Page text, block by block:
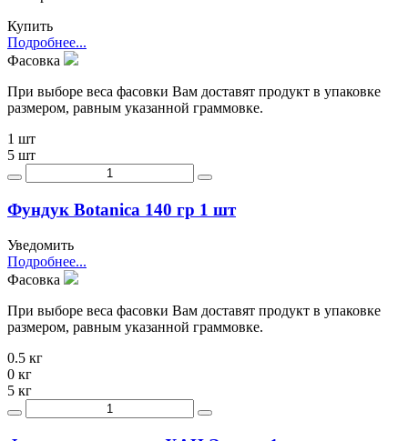
Купить
Подробнее...
Фасовка
При выборе веса фасовки Вам доставят продукт в упаковке
размером, равным указанной граммовке.
1 шт
5 шт
Фундук Botanica 140 гр 1 шт
Уведомить
Подробнее...
Фасовка
При выборе веса фасовки Вам доставят продукт в упаковке
размером, равным указанной граммовке.
0.5 кг
0 кг
5 кг